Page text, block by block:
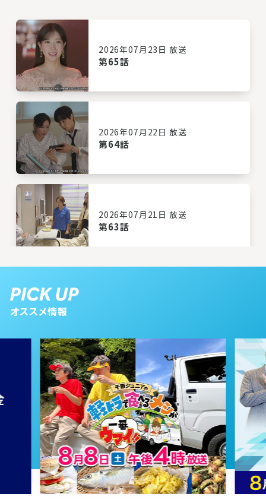
2026年07月23日 放送
第65話
2026年07月22日 放送
第64話
2026年07月21日 放送
第63話
2026年07月17日 放送
第61話
2026年07月16日 放送
第60話
オススメ情報